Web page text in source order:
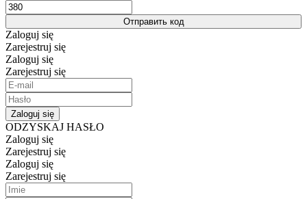
Отправить код
Zaloguj się
Zarejestruj się
Zaloguj się
Zarejestruj się
Zaloguj się
ODZYSKAJ HASŁO
Zaloguj się
Zarejestruj się
Zaloguj się
Zarejestruj się